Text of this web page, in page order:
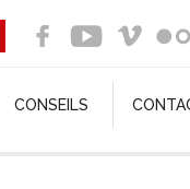
CONSEILS